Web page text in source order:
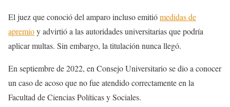
El juez que conoció del amparo incluso emitiómedidas de
apremioy advirtió a las autoridades universitarias que podría
aplicar multas. Sin embargo, la titulación nunca llegó.
En septiembre de 2022, en Consejo Universitario se dio a conocer
un caso de acoso que no fue atendido correctamente en la
Facultad de Ciencias Políticas y Sociales.